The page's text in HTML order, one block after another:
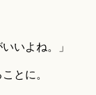
いよね。」
とに。